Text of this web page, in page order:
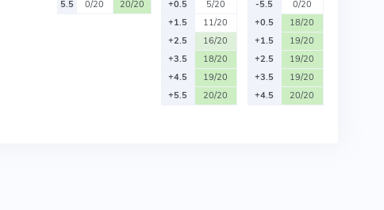
5.5
0/20 20/20
+0.5
5/20
+1.5
11/20
+2.5
16/20
+3.5
18/20
+4.5
19/20
+5.5
20/20
-5.5
0/20
+0.5
18/20
+1.5
19/20
+2.5
19/20
+3.5
19/20
+4.5
20/20